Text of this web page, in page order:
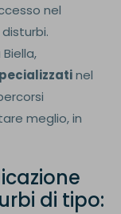
nel
nel
meglio, in
di tipo: